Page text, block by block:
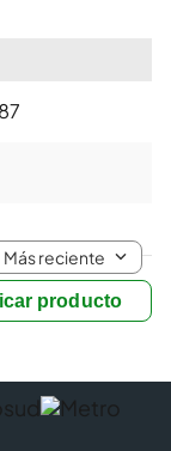
producto
Más reciente